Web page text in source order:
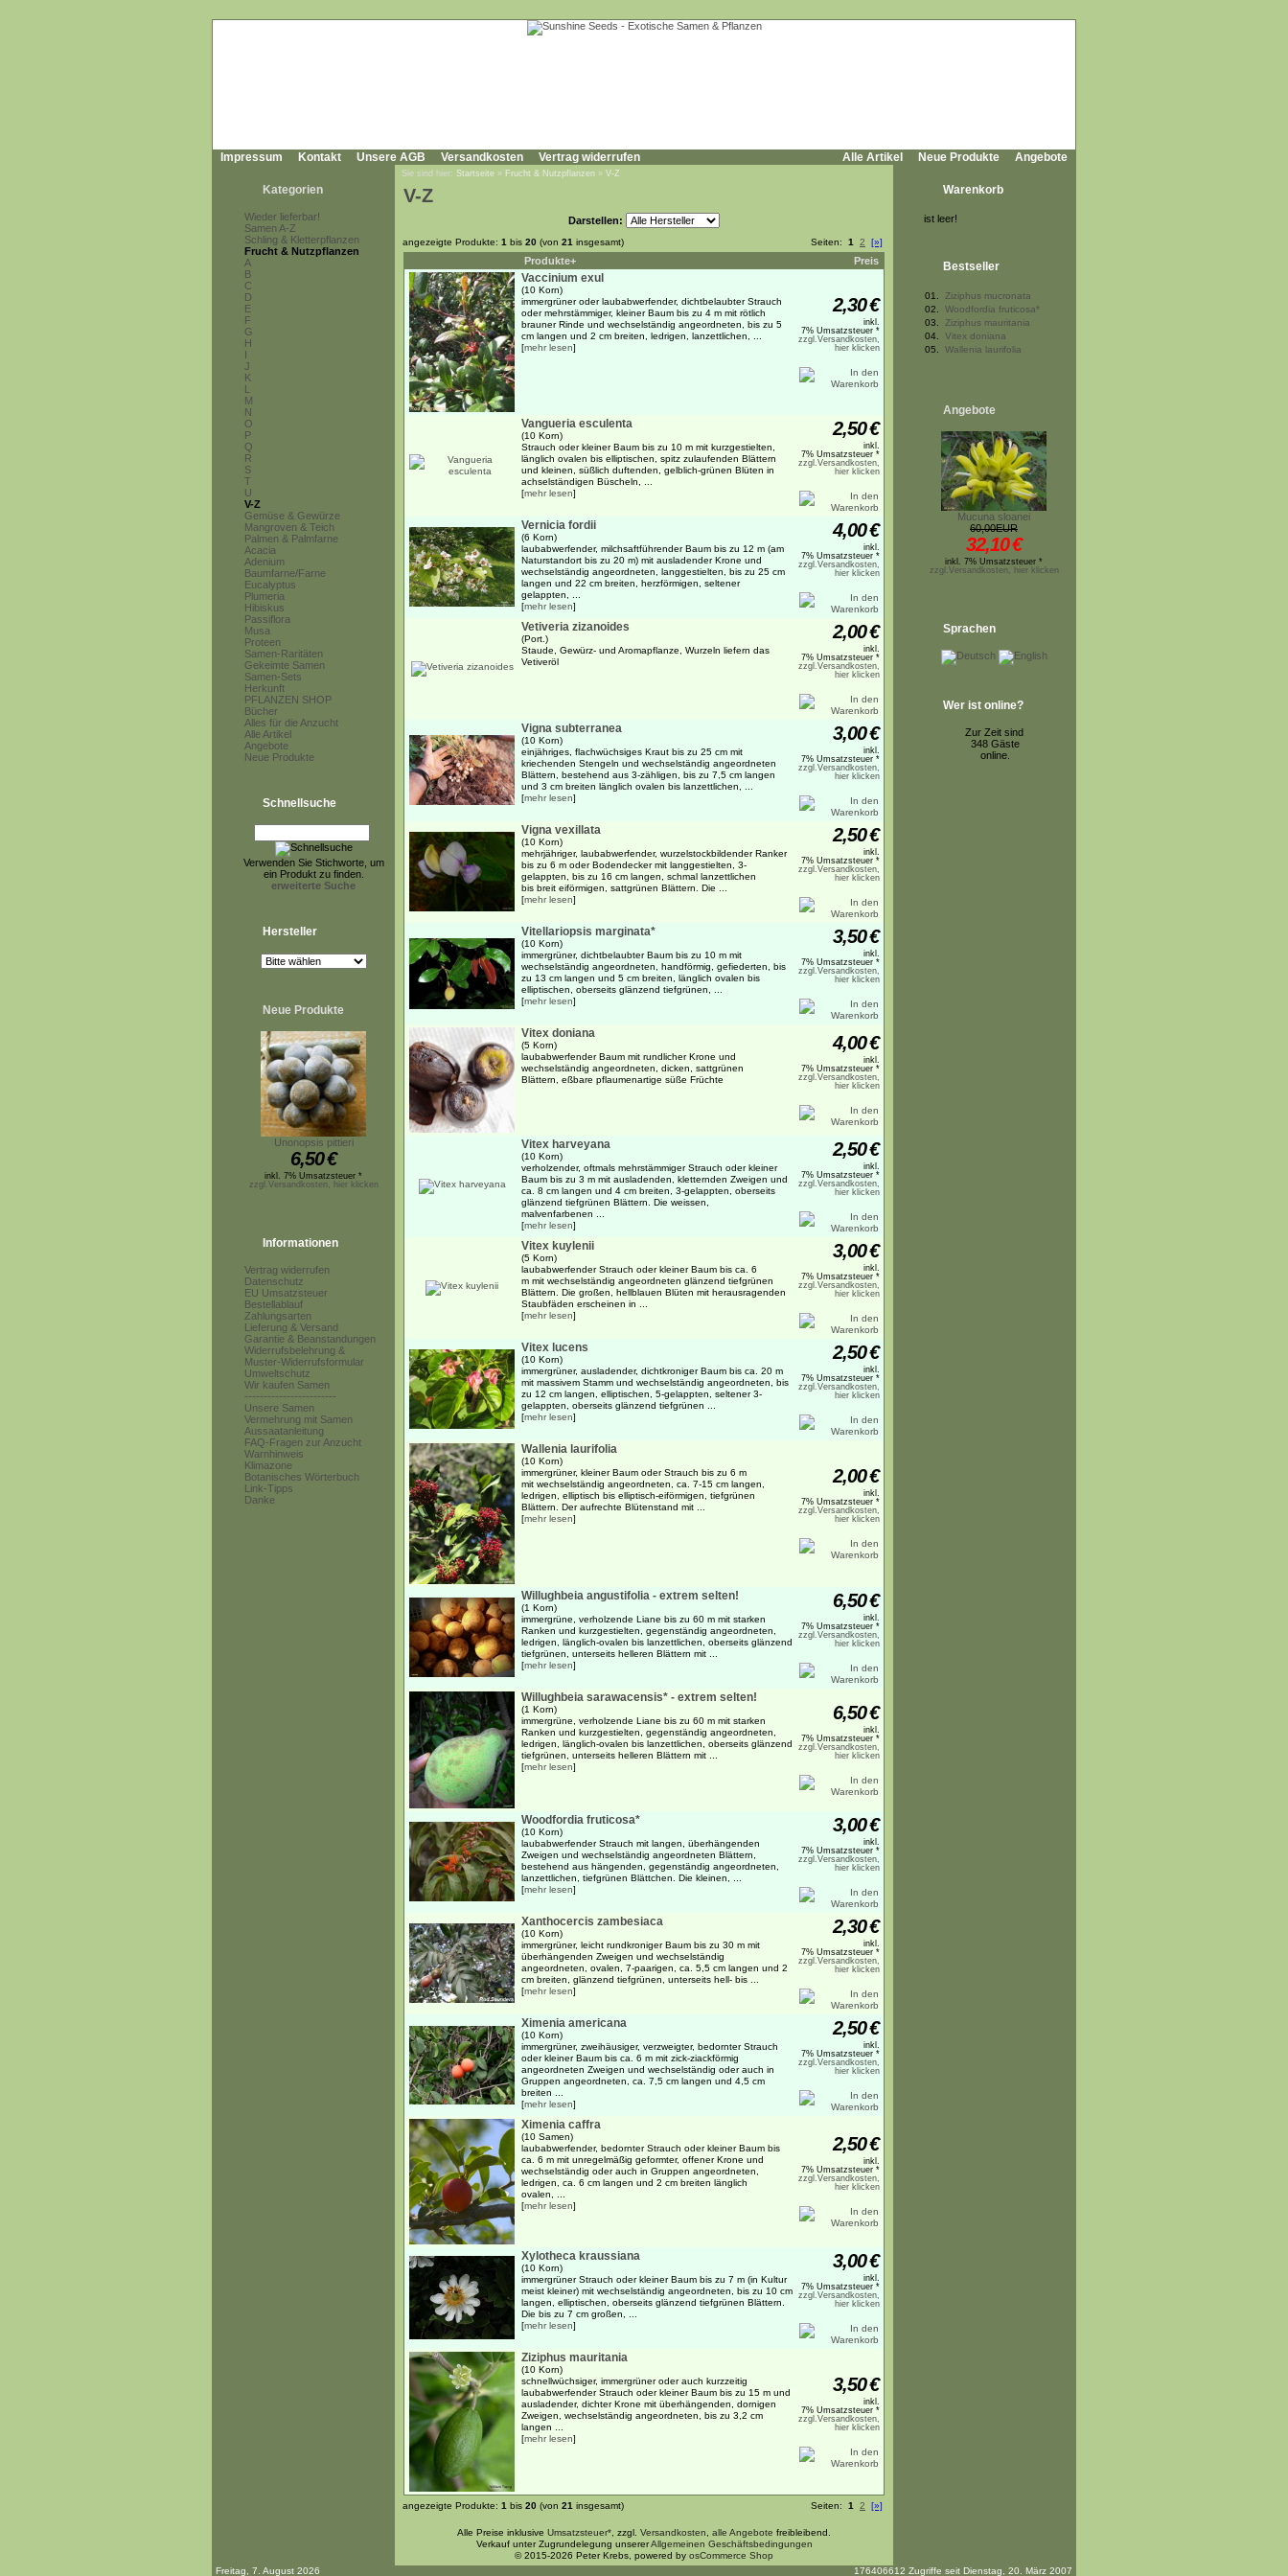
Impressum Kontakt Unsere AGB Versandkosten Vertrag widerrufen Alle Artikel Neue Produkte Angebote
Kategorien
Wieder lieferbar!
Samen A-Z
Schling & Kletterpflanzen
Frucht & Nutzpflanzen
A
B
C
D
E
F
G
H
I
J
K
L
M
N
O
P
Q
R
S
T
U
V-Z
Gemüse & Gewürze
Mangroven & Teich
Palmen & Palmfarne
Acacia
Adenium
Baumfarne/Farne
Eucalyptus
Plumeria
Hibiskus
Passiflora
Musa
Proteen
Samen-Raritäten
Gekeimte Samen
Samen-Sets
Herkunft
PFLANZEN SHOP
Bücher
Alles für die Anzucht
Alle Artikel
Angebote
Neue Produkte
Schnellsuche
Verwenden Sie Stichworte, um
ein Produkt zu finden.
erweiterte Suche
Hersteller
Neue Produkte
Unonopsis pittieri
6,50€
inkl. 7% Umsatzsteuer *
zzgl.Versandkosten, hier klicken
Informationen
Vertrag widerrufen
Datenschutz
EU Umsatzsteuer
Bestellablauf
Zahlungsarten
Lieferung & Versand
Garantie & Beanstandungen
Widerrufsbelehrung &
Muster-Widerrufsformular
Umweltschutz
Wir kaufen Samen
------------------------
Unsere Samen
Vermehrung mit Samen
Aussaatanleitung
FAQ-Fragen zur Anzucht
Warnhinweis
Klimazone
Botanisches Wörterbuch
Link-Tipps
Danke
Sie sind hier: Startseite » Frucht & Nutzpflanzen » V-Z
V-Z
Darstellen:
angezeigte Produkte: 1 bis 20 (von 21 insgesamt) Seiten: 1 2 [»]
Produkte+ Preis
Vaccinium exul
(10 Korn)
immergrüner oder laubabwerfender, dichtbelaubter Strauch
oder mehrstämmiger, kleiner Baum bis zu 4 m mit rötlich
brauner Rinde und wechselständig angeordneten, bis zu 5
cm langen und 2 cm breiten, ledrigen, lanzettlichen, ...
[mehr lesen]
2,30€
inkl.
7% Umsatzsteuer *
zzgl.Versandkosten,
hier klicken
Vangueria esculenta
(10 Korn)
Strauch oder kleiner Baum bis zu 10 m mit kurzgestielten,
länglich ovalen bis elliptischen, spitz zulaufenden Blättern
und kleinen, süßlich duftenden, gelblich-grünen Blüten in
achselständigen Büscheln, ...
[mehr lesen]
2,50€
inkl.
7% Umsatzsteuer *
zzgl.Versandkosten,
hier klicken
Vernicia fordii
(6 Korn)
laubabwerfender, milchsaftführender Baum bis zu 12 m (am
Naturstandort bis zu 20 m) mit ausladender Krone und
wechselständig angeordneten, langgestielten, bis zu 25 cm
langen und 22 cm breiten, herzförmigen, seltener
gelappten, ...
[mehr lesen]
4,00€
inkl.
7% Umsatzsteuer *
zzgl.Versandkosten,
hier klicken
Vetiveria zizanoides
(Port.)
Staude, Gewürz- und Aromapflanze, Wurzeln liefern das
Vetiveröl
2,00€
inkl.
7% Umsatzsteuer *
zzgl.Versandkosten,
hier klicken
Vigna subterranea
(10 Korn)
einjähriges, flachwüchsiges Kraut bis zu 25 cm mit
kriechenden Stengeln und wechselständig angeordneten
Blättern, bestehend aus 3-zähligen, bis zu 7,5 cm langen
und 3 cm breiten länglich ovalen bis lanzettlichen, ...
[mehr lesen]
3,00€
inkl.
7% Umsatzsteuer *
zzgl.Versandkosten,
hier klicken
Vigna vexillata
(10 Korn)
mehrjähriger, laubabwerfender, wurzelstockbildender Ranker
bis zu 6 m oder Bodendecker mit langgestielten, 3-
gelappten, bis zu 16 cm langen, schmal lanzettlichen
bis breit eiförmigen, sattgrünen Blättern. Die ...
[mehr lesen]
2,50€
inkl.
7% Umsatzsteuer *
zzgl.Versandkosten,
hier klicken
Vitellariopsis marginata*
(10 Korn)
immergrüner, dichtbelaubter Baum bis zu 10 m mit
wechselständig angeordneten, handförmig, gefiederten, bis
zu 13 cm langen und 5 cm breiten, länglich ovalen bis
elliptischen, oberseits glänzend tiefgrünen, ...
[mehr lesen]
3,50€
inkl.
7% Umsatzsteuer *
zzgl.Versandkosten,
hier klicken
Vitex doniana
(5 Korn)
laubabwerfender Baum mit rundlicher Krone und
wechselständig angeordneten, dicken, sattgrünen
Blättern, eßbare pflaumenartige süße Früchte
4,00€
inkl.
7% Umsatzsteuer *
zzgl.Versandkosten,
hier klicken
Vitex harveyana
(10 Korn)
verholzender, oftmals mehrstämmiger Strauch oder kleiner
Baum bis zu 3 m mit ausladenden, kletternden Zweigen und
ca. 8 cm langen und 4 cm breiten, 3-gelappten, oberseits
glänzend tiefgrünen Blättern. Die weissen,
malvenfarbenen ...
[mehr lesen]
2,50€
inkl.
7% Umsatzsteuer *
zzgl.Versandkosten,
hier klicken
Vitex kuylenii
(5 Korn)
laubabwerfender Strauch oder kleiner Baum bis ca. 6
m mit wechselständig angeordneten glänzend tiefgrünen
Blättern. Die großen, hellblauen Blüten mit herausragenden
Staubfäden erscheinen in ...
[mehr lesen]
3,00€
inkl.
7% Umsatzsteuer *
zzgl.Versandkosten,
hier klicken
Vitex lucens
(10 Korn)
immergrüner, ausladender, dichtkroniger Baum bis ca. 20 m
mit massivem Stamm und wechselständig angeordneten, bis
zu 12 cm langen, elliptischen, 5-gelappten, seltener 3-
gelappten, oberseits glänzend tiefgrünen ...
[mehr lesen]
2,50€
inkl.
7% Umsatzsteuer *
zzgl.Versandkosten,
hier klicken
Wallenia laurifolia
(10 Korn)
immergrüner, kleiner Baum oder Strauch bis zu 6 m
mit wechselständig angeordneten, ca. 7-15 cm langen,
ledrigen, elliptisch bis elliptisch-eiförmigen, tiefgrünen
Blättern. Der aufrechte Blütenstand mit ...
[mehr lesen]
2,00€
inkl.
7% Umsatzsteuer *
zzgl.Versandkosten,
hier klicken
Willughbeia angustifolia - extrem selten!
(1 Korn)
immergrüne, verholzende Liane bis zu 60 m mit starken
Ranken und kurzgestielten, gegenständig angeordneten,
ledrigen, länglich-ovalen bis lanzettlichen, oberseits glänzend
tiefgrünen, unterseits helleren Blättern mit ...
[mehr lesen]
6,50€
inkl.
7% Umsatzsteuer *
zzgl.Versandkosten,
hier klicken
Willughbeia sarawacensis* - extrem selten!
(1 Korn)
immergrüne, verholzende Liane bis zu 60 m mit starken
Ranken und kurzgestielten, gegenständig angeordneten,
ledrigen, länglich-ovalen bis lanzettlichen, oberseits glänzend
tiefgrünen, unterseits helleren Blättern mit ...
[mehr lesen]
6,50€
inkl.
7% Umsatzsteuer *
zzgl.Versandkosten,
hier klicken
Woodfordia fruticosa*
(10 Korn)
laubabwerfender Strauch mit langen, überhängenden
Zweigen und wechselständig angeordneten Blättern,
bestehend aus hängenden, gegenständig angeordneten,
lanzettlichen, tiefgrünen Blättchen. Die kleinen, ...
[mehr lesen]
3,00€
inkl.
7% Umsatzsteuer *
zzgl.Versandkosten,
hier klicken
Xanthocercis zambesiaca
(10 Korn)
immergrüner, leicht rundkroniger Baum bis zu 30 m mit
überhängenden Zweigen und wechselständig
angeordneten, ovalen, 7-paarigen, ca. 5,5 cm langen und 2
cm breiten, glänzend tiefgrünen, unterseits hell- bis ...
[mehr lesen]
2,30€
inkl.
7% Umsatzsteuer *
zzgl.Versandkosten,
hier klicken
Ximenia americana
(10 Korn)
immergrüner, zweihäusiger, verzweigter, bedornter Strauch
oder kleiner Baum bis ca. 6 m mit zick-ziackförmig
angeordneten Zweigen und wechselständig oder auch in
Gruppen angeordneten, ca. 7,5 cm langen und 4,5 cm
breiten ...
[mehr lesen]
2,50€
inkl.
7% Umsatzsteuer *
zzgl.Versandkosten,
hier klicken
Ximenia caffra
(10 Samen)
laubabwerfender, bedornter Strauch oder kleiner Baum bis
ca. 6 m mit unregelmäßig geformter, offener Krone und
wechselständig oder auch in Gruppen angeordneten,
ledrigen, ca. 6 cm langen und 2 cm breiten länglich
ovalen, ...
[mehr lesen]
2,50€
inkl.
7% Umsatzsteuer *
zzgl.Versandkosten,
hier klicken
Xylotheca kraussiana
(10 Korn)
immergrüner Strauch oder kleiner Baum bis zu 7 m (in Kultur
meist kleiner) mit wechselständig angeordneten, bis zu 10 cm
langen, elliptischen, oberseits glänzend tiefgrünen Blättern.
Die bis zu 7 cm großen, ...
[mehr lesen]
3,00€
inkl.
7% Umsatzsteuer *
zzgl.Versandkosten,
hier klicken
Ziziphus mauritania
(10 Korn)
schnellwüchsiger, immergrüner oder auch kurzzeitig
laubabwerfender Strauch oder kleiner Baum bis zu 15 m und
ausladender, dichter Krone mit überhängenden, dornigen
Zweigen, wechselständig angeordneten, bis zu 3,2 cm
langen ...
[mehr lesen]
3,50€
inkl.
7% Umsatzsteuer *
zzgl.Versandkosten,
hier klicken
angezeigte Produkte: 1 bis 20 (von 21 insgesamt) Seiten: 1 2 [»]
Warenkorb
ist leer!
Bestseller
01.
Ziziphus mucronata
02.
Woodfordia fruticosa*
03.
Ziziphus mauritania
04.
Vitex doniana
05.
Wallenia laurifolia
Angebote
Mucuna sloanei
60,00EUR
32,10€
inkl. 7% Umsatzsteuer *
zzgl.Versandkosten, hier klicken
Sprachen
Wer ist online?
Zur Zeit sind
348 Gäste
online.
Alle Preise inklusive Umsatzsteuer* , zzgl. Versandkosten alle Angebote freibleibend.
Verkauf unter Zugrundelegung unsererAllgemeinen Geschäftsbedingungen
© 2015-2026 Peter Krebs, powered by osCommerce Shop
Freitag, 7. August 2026
176406612 Zugriffe seit Dienstag, 20. März 2007